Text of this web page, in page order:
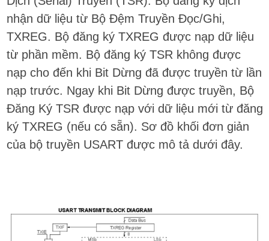
nhận dữ liệu từ Bộ Đệm Truyền Đọc/Ghi,
TXREG. Bộ đăng ký TXREG được nạp dữ liệu
từ phần mềm. Bộ đăng ký TSR không được
nạp cho đến khi Bit Dừng đã được truyền từ lần
nạp trước. Ngay khi Bit Dừng được truyền, Bộ
Đăng Ký TSR được nạp với dữ liệu mới từ đăng
ký TXREG (nếu có sẵn). Sơ đồ khối đơn giản
của bộ truyền USART được mô tả dưới đây.